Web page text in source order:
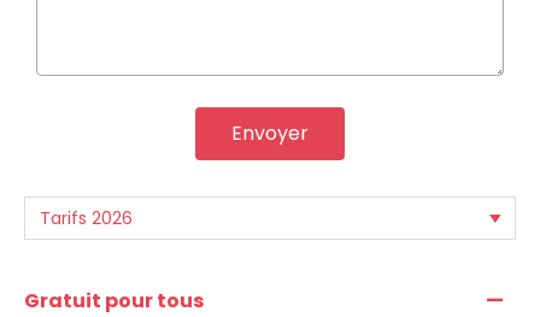
Envoyer
Gratuit pour tous —